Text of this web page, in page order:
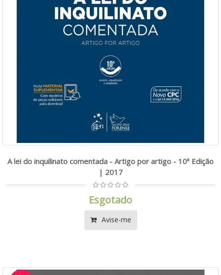
A lei do inquilinato comentada - Artigo por artigo - 10ª Edição
| 2017
Esgotado
Avise-me